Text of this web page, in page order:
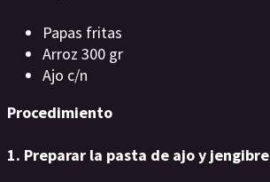
Papas fritas
Arroz 300 gr
Ajo c/n
Procedimiento
1. Preparar la pasta de ajo y jengibre